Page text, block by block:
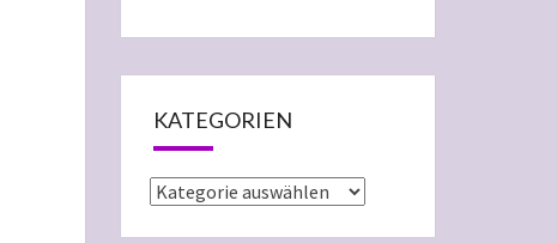
KATEGORIEN
Kategorien